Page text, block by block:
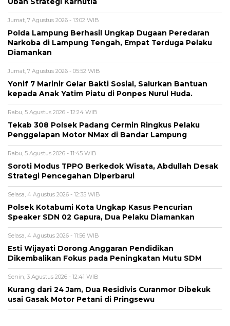
Ubah Strategi Karhutla
Jumat, 7 Agustus 2026 - 13:02 WIB
Polda Lampung Berhasil Ungkap Dugaan Peredaran
Narkoba di Lampung Tengah, Empat Terduga Pelaku
Diamankan
Jumat, 7 Agustus 2026 - 05:52 WIB
Yonif 7 Marinir Gelar Bakti Sosial, Salurkan Bantuan
kepada Anak Yatim Piatu di Ponpes Nurul Huda.
Rabu, 5 Agustus 2026 - 12:24 WIB
Tekab 308 Polsek Padang Cermin Ringkus Pelaku
Penggelapan Motor NMax di Bandar Lampung
Rabu, 5 Agustus 2026 - 11:45 WIB
Soroti Modus TPPO Berkedok Wisata, Abdullah Desak
Strategi Pencegahan Diperbarui
Selasa, 4 Agustus 2026 - 12:35 WIB
Polsek Kotabumi Kota Ungkap Kasus Pencurian
Speaker SDN 02 Gapura, Dua Pelaku Diamankan
Selasa, 4 Agustus 2026 - 11:56 WIB
Esti Wijayati Dorong Anggaran Pendidikan
Dikembalikan Fokus pada Peningkatan Mutu SDM
Senin, 3 Agustus 2026 - 12:41 WIB
Kurang dari 24 Jam, Dua Residivis Curanmor Dibekuk
usai Gasak Motor Petani di Pringsewu